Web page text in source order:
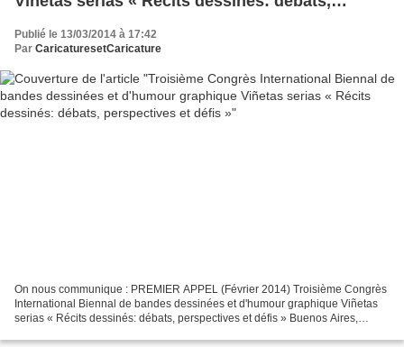
Publié le 13/03/2014 à 17:42
Par CaricaturesetCaricature
On nous communique : PREMIER APPEL (Février 2014) Troisième Congrès
International Biennal de bandes dessinées et d'humour graphique Viñetas
serias « Récits dessinés: débats, perspectives et défis » Buenos Aires,